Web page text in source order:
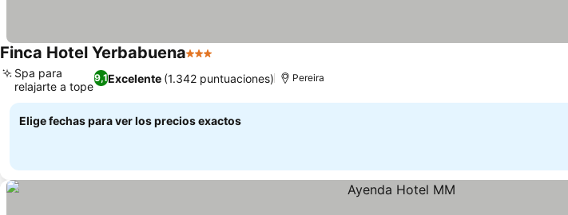
Finca Hotel Yerbabuena3 Estrellas
9,1Excelente (1.342 puntuaciones)
Spa para
relajarte a tope
Pereira
Elige fechas para ver los precios exactos